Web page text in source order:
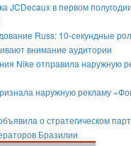
JCDecaux в первом
Russ: 10-секундные
внимание аудитории
Nike отправила наружную
наружную рекламу
о стратегическом
Бразилии